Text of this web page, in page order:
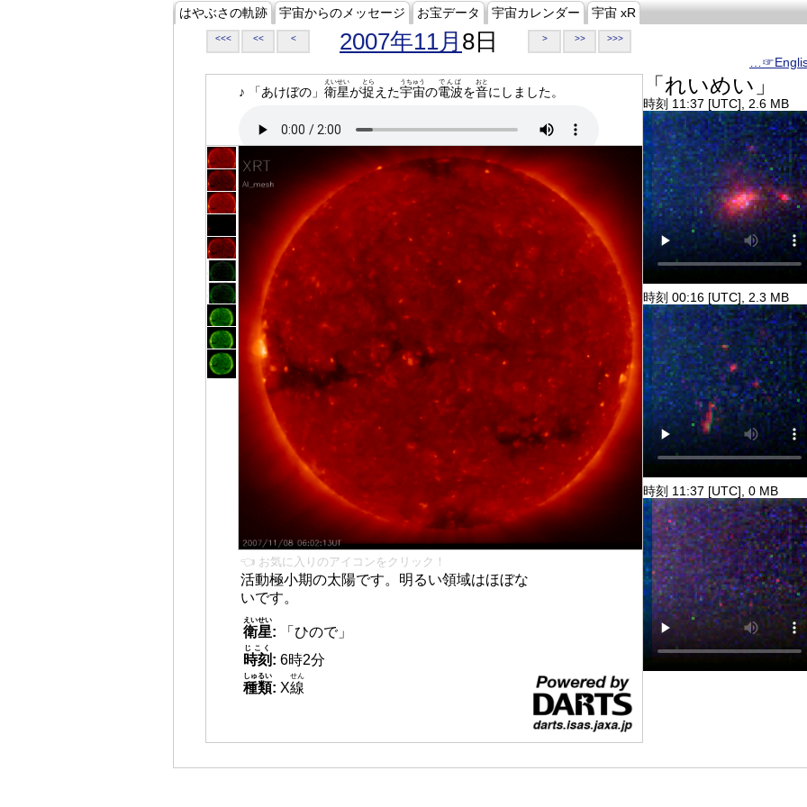
はやぶさの軌跡 宇宙からのメッセージ お宝データ 宇宙カレンダー 宇宙 xR
<<< << < 2007年11月 8日 > >> >>>
♪ 「あけぼの」 衛星
えいせい
が捉
とら
えた宇宙
うちゅう
の電波
でんぱ
を音
おと
にしました。
👈 お気に入りのアイコンをクリック！
活動極小期の太陽です。明るい領域はほぼな
いです。
衛星
えいせい
:
「ひので」
時刻
じこく
: 6時2分
種類
しゅるい
: X線
せん
「れいめい」
時刻 11:37 [UTC], 2.6 MB
時刻 00:16 [UTC], 2.3 MB
時刻 11:37 [UTC], 0 MB